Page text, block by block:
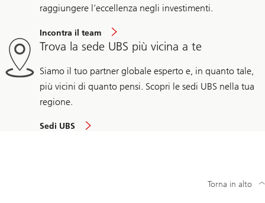
raggiungere l’eccellenza negli investimenti.
Incontra il team
Trova la sede UBS più vicina a te
Siamo il tuo partner globale esperto e, in quanto tale,
più vicini di quanto pensi. Scopri le sedi UBS nella tua
regione.
Sedi UBS
Torna in alto